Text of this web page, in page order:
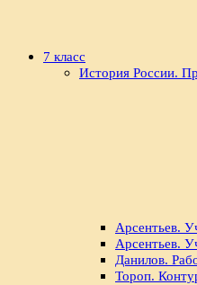
7 класс
История России.
Арсентьев.
Арсентьев.
Данилов.
Тороп.